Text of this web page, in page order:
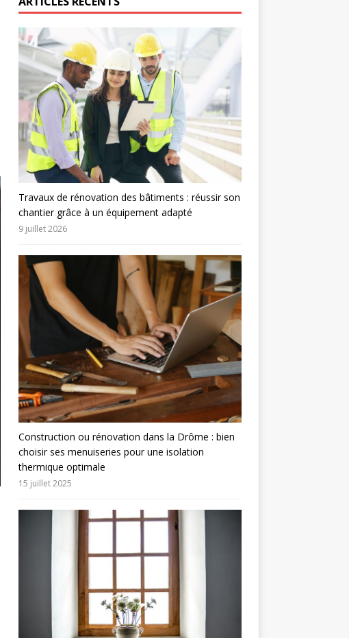
Travaux de rénovation des bâtiments : réussir son
chantier grâce à un équipement adapté
9 juillet 2026
Construction ou rénovation dans la Drôme : bien
choisir ses menuiseries pour une isolation
thermique optimale
15 juillet 2025